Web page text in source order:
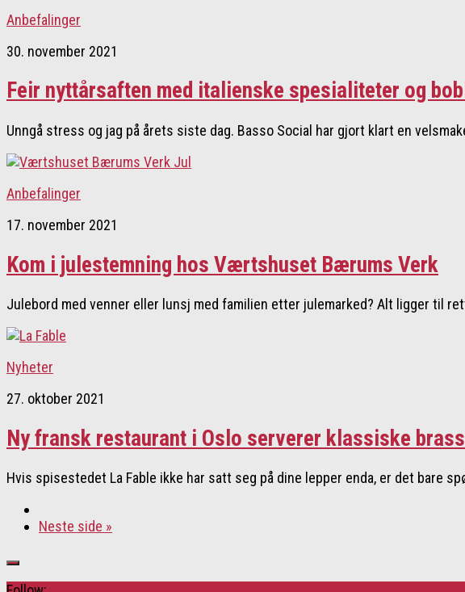
Anbefalinger
30. november 2021
Feir nyttårsaften med italienske spesialiteter og
Unngå stress og jag på årets siste dag. Basso Social har gjort klart en
Anbefalinger
17. november 2021
Kom i julestemning hos Værtshuset Bærums Verk
Julebord med venner eller lunsj med familien etter julemarked? Alt ligger til
Nyheter
27. oktober 2021
Ny fransk restaurant i Oslo serverer klassiske
Hvis spisestedet La Fable ikke har satt seg på dine lepper enda, er det bare
Neste side »